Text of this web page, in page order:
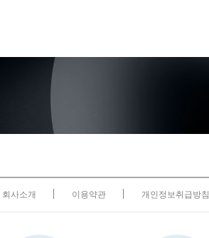
회사소개 이용약관 개인정보취급방침